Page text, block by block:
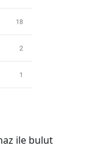
ile bulut